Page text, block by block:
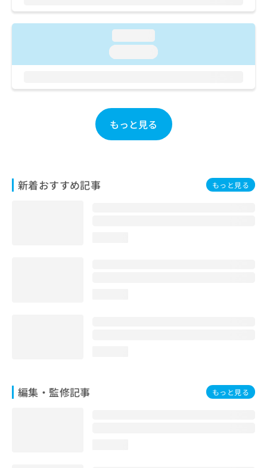
もっと見る
新着おすすめ記事 もっと見る
編集・監修記事 もっと見る
せ
こ